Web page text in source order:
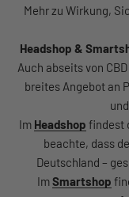
Mehr zu Wirkung,
Headshop &
Auch abseits von
breites Angebot an
Im Headshop findest
beachte, dass
Deutschland –
ImSmartshop